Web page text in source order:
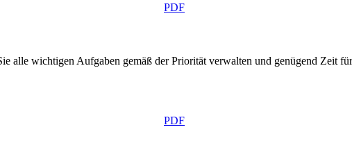
PDF
alle wichtigen Aufgaben gemäß der Priorität verwalten und genügend Zeit
PDF